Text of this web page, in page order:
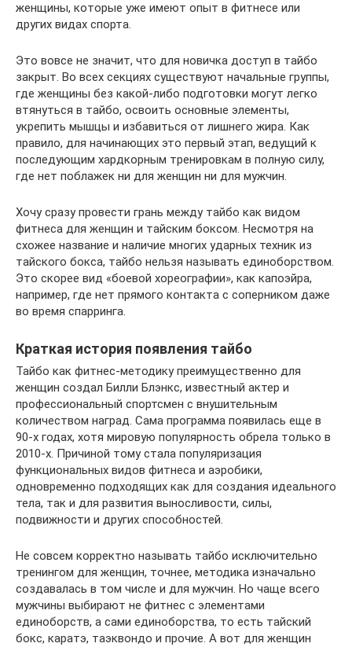
женщины, которые уже имеют опыт в фитнесе или
других видах спорта.
Это вовсе не значит, что для новичка доступ в тайбо
закрыт. Во всех секциях существуют начальные группы,
где женщины без какой-либо подготовки могут легко
втянуться в тайбо, освоить основные элементы,
укрепить мышцы и избавиться от лишнего жира. Как
правило, для начинающих это первый этап, ведущий к
последующим хардкорным тренировкам в полную силу,
где нет поблажек ни для женщин ни для мужчин.
Хочу сразу провести грань между тайбо как видом
фитнеса для женщин и тайским боксом. Несмотря на
схожее название и наличие многих ударных техник из
тайского бокса, тайбо нельзя называть единоборством.
Это скорее вид «боевой хореографии», как капоэйра,
например, где нет прямого контакта с соперником даже
во время спарринга.
Краткая история появления тайбо
Тайбо как фитнес-методику преимущественно для
женщин создал Билли Блэнкс, известный актер и
профессиональный спортсмен с внушительным
количеством наград. Сама программа появилась еще в
90-х годах, хотя мировую популярность обрела только в
2010-х. Причиной тому стала популяризация
функциональных видов фитнеса и аэробики,
одновременно подходящих как для создания идеального
тела, так и для развития выносливости, силы,
подвижности и других способностей.
Не совсем корректно называть тайбо исключительно
тренингом для женщин, точнее, методика изначально
создавалась в том числе и для мужчин. Но чаще всего
мужчины выбирают не фитнес с элементами
единоборств, а сами единоборства, то есть тайский
бокс, каратэ, таэквондо и прочие. А вот для женщин